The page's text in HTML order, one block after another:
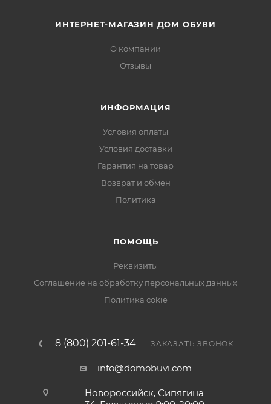
ИНТЕРНЕТ-МАГАЗИН ДОМ ОБУВИ
О компании
Отзывы
ИНФОРМАЦИЯ
Условия оплаты
Условия доставки
Гарантия на товар
Возврат и обмен
Политика
ПОМОЩЬ
Реквизиты
Соглашение на обработку персональных данных
Политика cokie
8 (800) 201-61-34 ЗАКАЗАТЬ ЗВОНОК
info@domobuvi.com
Новороссийск, Сипягина